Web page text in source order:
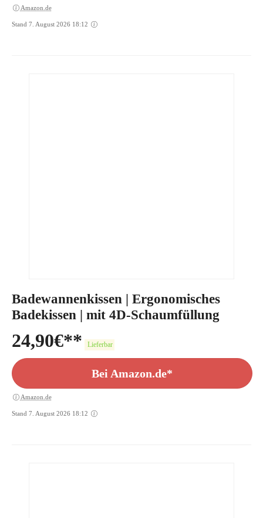
Amazon.de
Stand 7. August 2026 18:12
Badewannenkissen | Ergonomisches
Badekissen | mit 4D-Schaumfüllung
24,90€ Lieferbar
Bei Amazon.de*
Amazon.de
Stand 7. August 2026 18:12